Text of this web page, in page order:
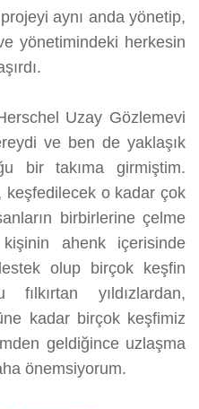
aynı anda yönetip,
yönetimindeki herkesin
Uzay Gözlemevi
ve ben de yaklaşık
bir takıma girmiştim.
keşfedilecek o kadar çok
birbirlerine çelme
ahenk içerisinde
olup birçok keşfin
fılkırtan yıldızlardan,
kadar birçok keşfimiz
geldiğince uzlaşma
önemsiyorum.